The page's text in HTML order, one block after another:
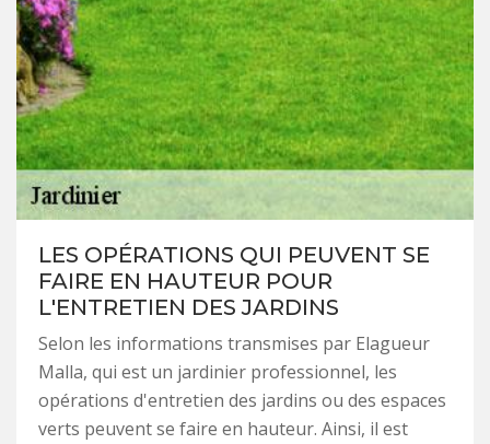
LES OPÉRATIONS QUI PEUVENT SE
FAIRE EN HAUTEUR POUR
L'ENTRETIEN DES JARDINS
Selon les informations transmises par Elagueur
Malla, qui est un jardinier professionnel, les
opérations d'entretien des jardins ou des espaces
verts peuvent se faire en hauteur. Ainsi, il est